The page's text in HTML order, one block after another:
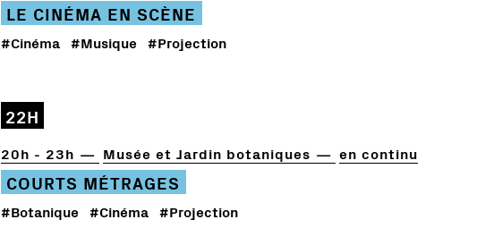
LE CINÉMA EN SCÈNE
#Cinéma #Musique #Projection
22H
20h - 23h Musée et Jardin botaniques en continu
COURTS MÉTRAGES
#Botanique #Cinéma #Projection